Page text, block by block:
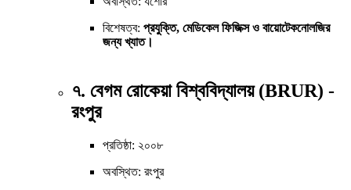
বিশেষত্ব: প্রযুক্তি, মেডিকেল ফিজিক্স ও বায়োটেকনোলজির
জন্য খ্যাত।
৭. বেগম রোকেয়া বিশ্ববিদ্যালয় (BRUR) -
রংপুর
প্রতিষ্ঠা: ২০০৮
অবস্থিত: রংপুর